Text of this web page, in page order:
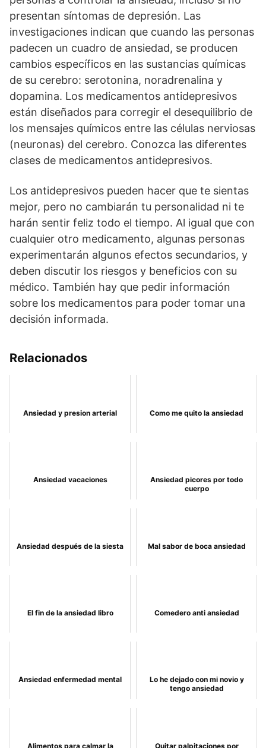
presentan síntomas de depresión. Las
investigaciones indican que cuando las personas
padecen un cuadro de ansiedad, se producen
cambios específicos en las sustancias químicas
de su cerebro: serotonina, noradrenalina y
dopamina. Los medicamentos antidepresivos
están diseñados para corregir el desequilibrio de
los mensajes químicos entre las células nerviosas
(neuronas) del cerebro. Conozca las diferentes
clases de medicamentos antidepresivos.
Los antidepresivos pueden hacer que te sientas
mejor, pero no cambiarán tu personalidad ni te
harán sentir feliz todo el tiempo. Al igual que con
cualquier otro medicamento, algunas personas
experimentarán algunos efectos secundarios, y
deben discutir los riesgos y beneficios con su
médico. También hay que pedir información
sobre los medicamentos para poder tomar una
decisión informada.
Relacionados
Ansiedad y presion arterial Como me quito la ansiedad
Ansiedad vacaciones
Ansiedad picores por todo
cuerpo
Ansiedad después de la siesta Mal sabor de boca ansiedad
El fin de la ansiedad libro Comedero anti ansiedad
Ansiedad enfermedad mental
Lo he dejado con mi novio y
tengo ansiedad
Alimentos para calmar la
Quitar palpitaciones por